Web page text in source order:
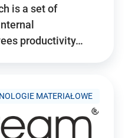
is a set of
productivity…
MATERIAŁOWE